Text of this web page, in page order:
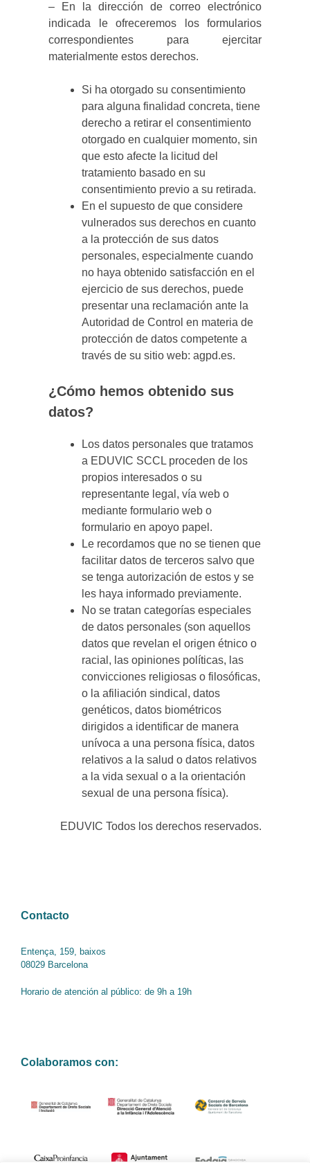
– En la dirección de correo electrónico
indicada le ofreceremos los formularios
correspondientes para ejercitar
materialmente estos derechos.
Si ha otorgado su consentimiento
para alguna finalidad concreta, tiene
derecho a retirar el consentimiento
otorgado en cualquier momento, sin
que esto afecte la licitud del
tratamiento basado en su
consentimiento previo a su retirada.
En el supuesto de que considere
vulnerados sus derechos en cuanto
a la protección de sus datos
personales, especialmente cuando
no haya obtenido satisfacción en el
ejercicio de sus derechos, puede
presentar una reclamación ante la
Autoridad de Control en materia de
protección de datos competente a
través de su sitio web: agpd.es.
¿Cómo hemos obtenido sus
datos?
Los datos personales que tratamos
a EDUVIC SCCL proceden de los
propios interesados o su
representante legal, vía web o
mediante formulario web o
formulario en apoyo papel.
Le recordamos que no se tienen que
facilitar datos de terceros salvo que
se tenga autorización de estos y se
les haya informado previamente.
No se tratan categorías especiales
de datos personales (son aquellos
datos que revelan el origen étnico o
racial, las opiniones políticas, las
convicciones religiosas o filosóficas,
o la afiliación sindical, datos
genéticos, datos biométricos
dirigidos a identificar de manera
unívoca a una persona física, datos
relativos a la salud o datos relativos
a la vida sexual o a la orientación
sexual de una persona física).
EDUVIC Todos los derechos reservados.
Contacto
Entença, 159, baixos
08029 Barcelona
Horario de atención al público: de 9h a 19h
Colaboramos con: